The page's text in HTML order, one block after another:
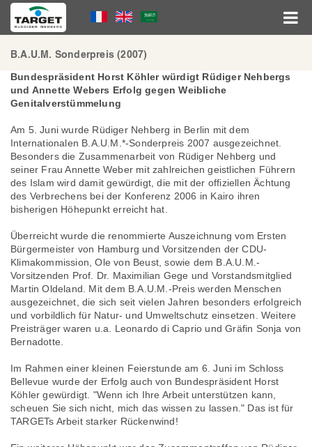
Skip
main
Language
Menu
Hauptnavigation
B.A.U.M. Sonderpreis (2007)
Bundespräsident Horst Köhler würdigt Rüdiger Nehbergs
und Annette Webers Erfolg gegen Weibliche
Genitalverstümmelung
Am 5. Juni wurde Rüdiger Nehberg in Berlin mit dem
Internationalen B.A.U.M.*-Sonderpreis 2007 ausgezeichnet.
Besonders die Zusammenarbeit von Rüdiger Nehberg und
seiner Frau Annette Weber mit zahlreichen geistlichen Führern
des Islam wird damit gewürdigt, die mit der offiziellen Ächtung
des Verbrechens bei der Konferenz 2006 in Kairo ihren
bisherigen Höhepunkt erreicht hat.
Überreicht wurde die renommierte Auszeichnung vom Ersten
Bürgermeister von Hamburg und Vorsitzenden der CDU-
Klimakommission, Ole von Beust, sowie dem B.A.U.M.-
Vorsitzenden Prof. Dr. Maximilian Gege und Vorstandsmitglied
Martin Oldeland. Mit dem B.A.U.M.-Preis werden Menschen
ausgezeichnet, die sich seit vielen Jahren besonders erfolgreich
und vorbildlich für Natur- und Umweltschutz einsetzen. Weitere
Preisträger waren u.a. Leonardo di Caprio und Gräfin Sonja von
Bernadotte.
Im Rahmen einer kleinen Feierstunde am 6. Juni im Schloss
Bellevue wurde der Erfolg auch von Bundespräsident Horst
Köhler gewürdigt. "Wenn ich Ihre Arbeit unterstützen kann,
scheuen Sie sich nicht, mich das wissen zu lassen." Das ist für
TARGETs Arbeit starker Rückenwind!